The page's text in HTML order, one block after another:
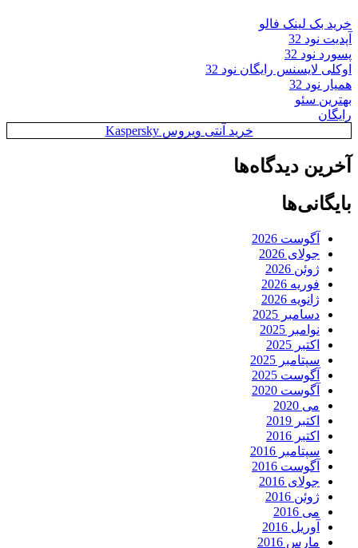
خرید بک لینک فالو
آپدیت نود 32
پسورد نود 32
اوکلی لایسنس رایگان نود 32
همیار نود 32
بهترین سئو
رایگان
خرید آنتی ویروس Kaspersky
آخرین دیدگاه‌ها
بایگانی‌ها
آگوست 2026
جولای 2026
ژوئن 2026
فوریه 2026
ژانویه 2026
دسامبر 2025
نوامبر 2025
اکتبر 2025
سپتامبر 2025
آگوست 2025
آگوست 2020
می 2020
اکتبر 2019
اکتبر 2016
سپتامبر 2016
آگوست 2016
جولای 2016
ژوئن 2016
می 2016
آوریل 2016
مارس 2016